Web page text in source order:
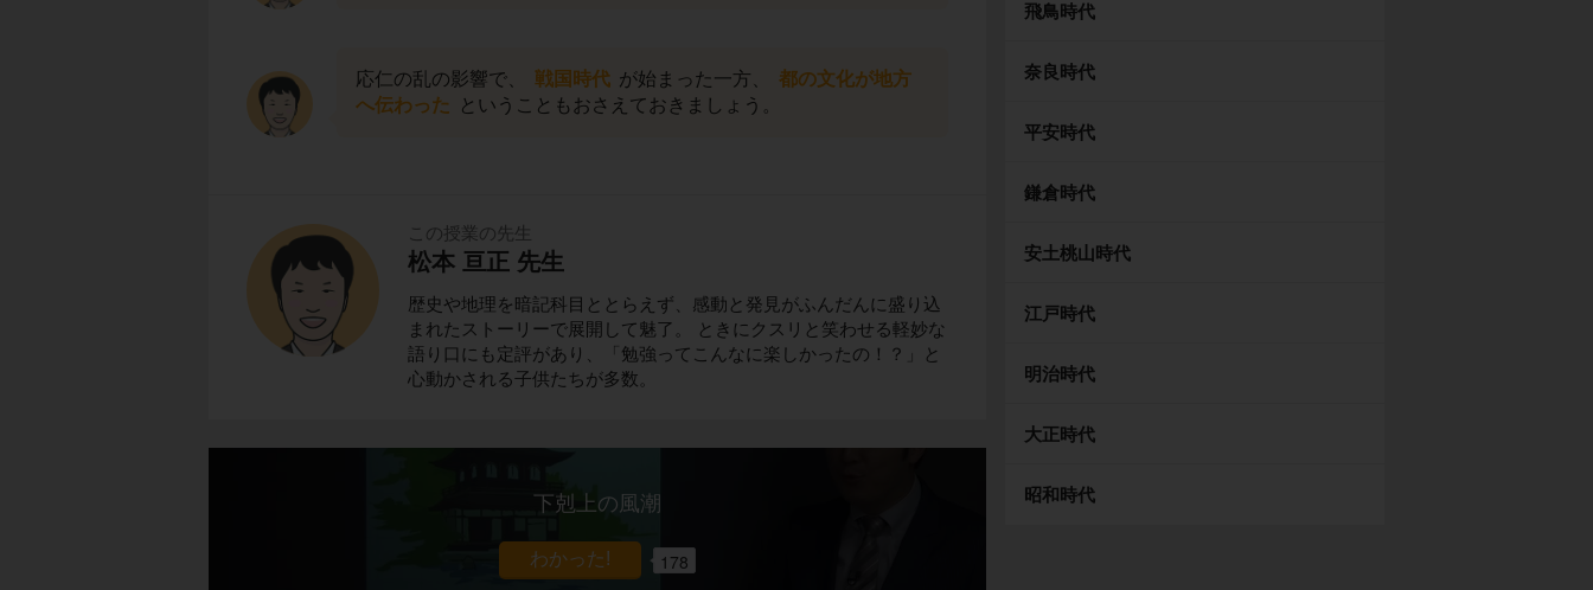
応仁の乱の影響で、 戦国時代 が始まった一方、
都の文化が地方
へ伝わった
ということもおさえておきましょう。
この授業の先生
松本 亘正 先生
歴史や地理を暗記科目ととらえず、感動と発見がふんだんに盛り込
まれたストーリーで展開して魅了。 ときにクスリと笑わせる軽妙な
語り口にも定評があり、「勉強ってこんなに楽しかったの！？」と
心動かされる子供たちが多数。
下剋上の風潮
178
飛鳥時代
奈良時代
平安時代
鎌倉時代
安土桃山時代
江戸時代
明治時代
大正時代
昭和時代